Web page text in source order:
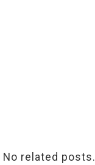
No related posts.